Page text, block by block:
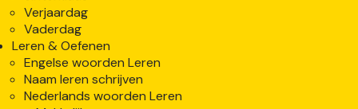
Verjaardag
Vaderdag
Leren & Oefenen
Engelse woorden Leren
Naam leren schrijven
Nederlands woorden Leren